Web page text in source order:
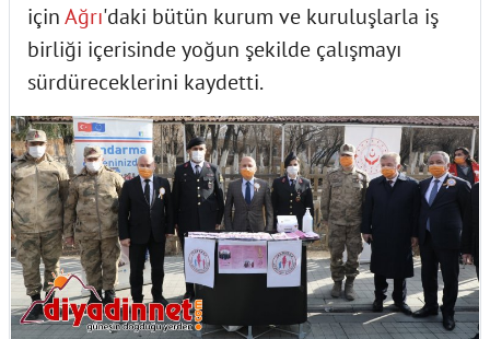
içinAğrı'daki bütün kurum ve kuruluşlarla iş
birliği içerisinde yoğun şekilde çalışmayı
sürdüreceklerini kaydetti.